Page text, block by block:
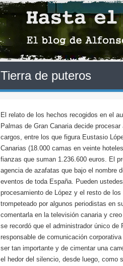
Tierra de puteros
El relato de los hechos recogidos en el
Palmas de Gran Canaria decide
cargos, entre los que figura Eustasio
Canarias (18.000 camas en veinte
fianzas que suman 1.236.600 euros. El
agencia de azafatas que bajo el nombre
eventos de toda España. Pueden
procesamiento de López y el resto de
trompeteado por algunos periodistas en
comentarla en la televisión canaria y
se recordó que el administrador único
responsable de comunicación
ser tan importante y de cimentar una
el hedor del silencio, desde luego, como